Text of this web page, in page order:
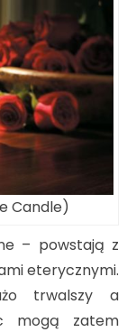
Candle)
– powstają z
eterycznymi.
trwalszy a
mogą zatem